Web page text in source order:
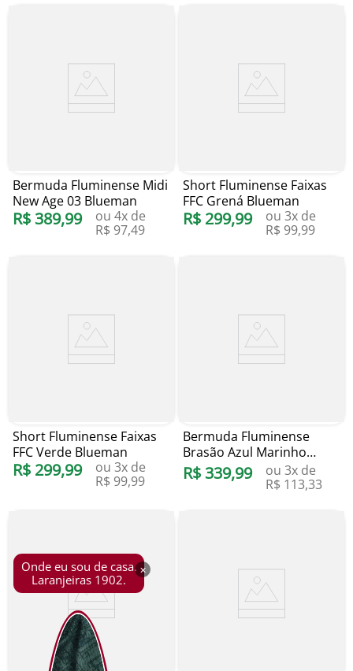
×
Onde eu sou de casa.
Laranjeiras 1902.
Bermuda Fluminense Midi
New Age 03 Blueman
R$ 389,99 ou 4x de
R$ 97,49
Short Fluminense Faixas
FFC Grená Blueman
R$ 299,99 ou 3x de
R$ 99,99
Short Fluminense Faixas
FFC Verde Blueman
R$ 299,99 ou 3x de
R$ 99,99
Bermuda Fluminense
Brasão Azul Marinho
Foxton
R$ 339,99 ou 3x de
R$ 113,33